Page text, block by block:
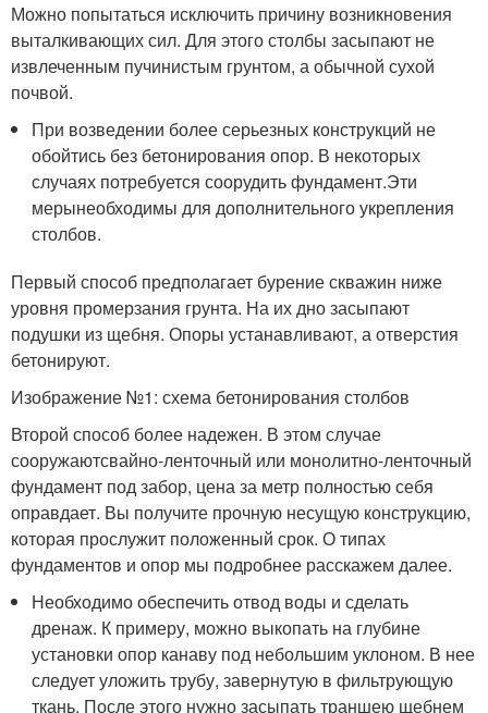
Можно попытаться исключить причину возникновения
выталкивающих сил. Для этого столбы засыпают не
извлеченным пучинистым грунтом, а обычной сухой
почвой.
При возведении более серьезных конструкций не
обойтись без бетонирования опор. В некоторых
случаях потребуется соорудить фундамент.Эти
мерынеобходимы для дополнительного укрепления
столбов.
Первый способ предполагает бурение скважин ниже
уровня промерзания грунта. На их дно засыпают
подушки из щебня. Опоры устанавливают, а отверстия
бетонируют.
Изображение №1: схема бетонирования столбов
Второй способ более надежен. В этом случае
сооружаютсвайно-ленточный или монолитно-ленточный
фундамент под забор, цена за метр полностью себя
оправдает. Вы получите прочную несущую конструкцию,
которая прослужит положенный срок. О типах
фундаментов и опор мы подробнее расскажем далее.
Необходимо обеспечить отвод воды и сделать
дренаж. К примеру, можно выкопать на глубине
установки опор канаву под небольшим уклоном. В нее
следует уложить трубу, завернутую в фильтрующую
ткань. После этого нужно засыпать траншею щебнем